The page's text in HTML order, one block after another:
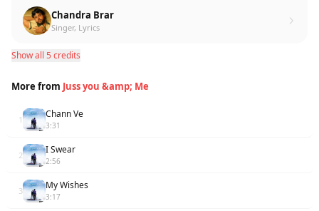
Chandra Brar
Singer, Lyrics
Show all 5 credits
More from Juss you &amp; Me
1 Chann Ve
3:31
2 I Swear
2:56
3 My Wishes
3:17